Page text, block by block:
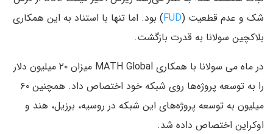
شک و عدم قطعیت (FUD) بود. اما تنها با استناد به این همکاری
بلاکچین سولانا به قدرت بازگشت.
در ماه می سولانا با همکاری MATH Global میزان ۲۰ میلیون دلار
را به توسعه پروژه‌ها روی شبکه خود اختصاص داد. همچنین ۶۰
میلیون به توسعه‌ پروژه‌های این شبکه در روسیه، برزیل، هند و
اوکراین اختصاص داده شد.